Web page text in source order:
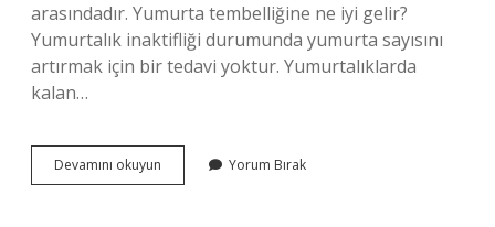
arasındadır. Yumurta tembelliğine ne iyi gelir?
Yumurtalık inaktifliği durumunda yumurta sayısını
artırmak için bir tedavi yoktur. Yumurtalıklarda
kalan…
Devamını okuyun Yumurtanin
Tutmasi
Yorum Bırak